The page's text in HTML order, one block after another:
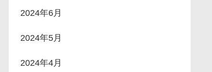
2024年6月
2024年5月
2024年4月